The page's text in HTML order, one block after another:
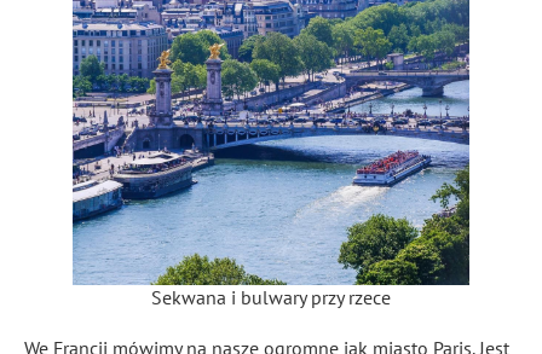
Sekwana i bulwary przy rzece
We Francji mówimy na nasze ogromne jak miasto Paris. Jest